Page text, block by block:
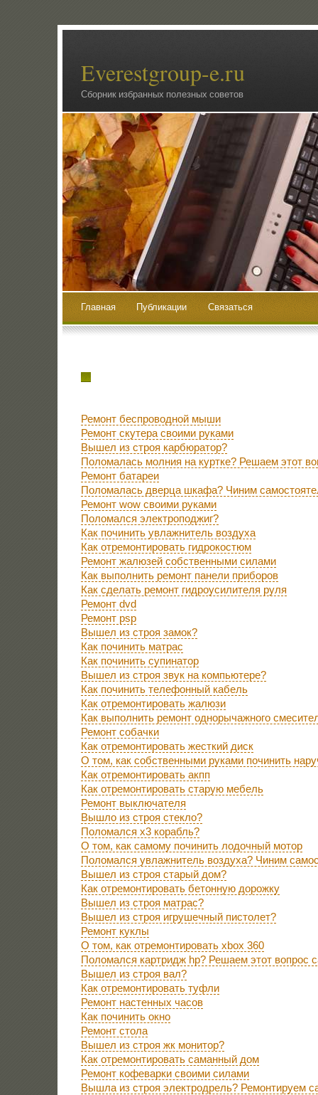
Everestgroup-e.ru
Сборник избранных полезных советов
Главная Публикации Связаться
Ремонт беспроводной мыши
Ремонт скутера своими руками
Вышел из строя карбюратор?
Поломалась молния на куртке? Решаем этот
Ремонт батареи
Поломалась дверца шкафа? Чиним
Ремонт wow своими руками
Поломался электроподжиг?
Как починить увлажнитель воздуха
Как отремонтировать гидрокостюм
Ремонт жалюзей собственными силами
Как выполнить ремонт панели приборов
Как сделать ремонт гидроусилителя руля
Ремонт dvd
Ремонт psp
Вышел из строя замок?
Как починить матрас
Как починить супинатор
Вышел из строя звук на компьютере?
Как починить телефонный кабель
Как отремонтировать жалюзи
Как выполнить ремонт однорычажного
Ремонт собачки
Как отремонтировать жесткий диск
О том, как собственными руками починить
Как отремонтировать акпп
Как отремонтировать старую мебель
Ремонт выключателя
Вышло из строя стекло?
Поломался x3 корабль?
О том, как самому починить лодочный мотор
Поломался увлажнитель воздуха? Чиним
Вышел из строя старый дом?
Как отремонтировать бетонную дорожку
Вышел из строя матрас?
Вышел из строя игрушечный пистолет?
Ремонт куклы
О том, как отремонтировать xbox 360
Поломался картридж hp? Решаем этот вопрос
Вышел из строя вал?
Как отремонтировать туфли
Ремонт настенных часов
Как починить окно
Ремонт стола
Вышел из строя жк монитор?
Как отремонтировать саманный дом
Ремонт кофеварки своими силами
Вышла из строя электродрель? Ремонтируем